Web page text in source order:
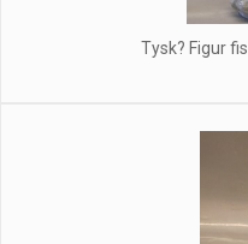
Tysk? Figur